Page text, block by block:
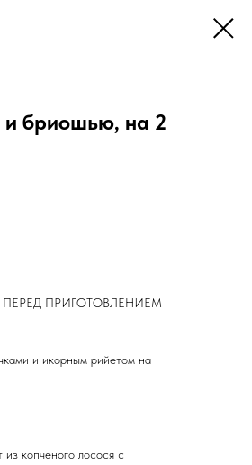
бриошью, на 2
ПРИГОТОВЛЕНИЕМ
и икорным рийетом на
копченого лосося с